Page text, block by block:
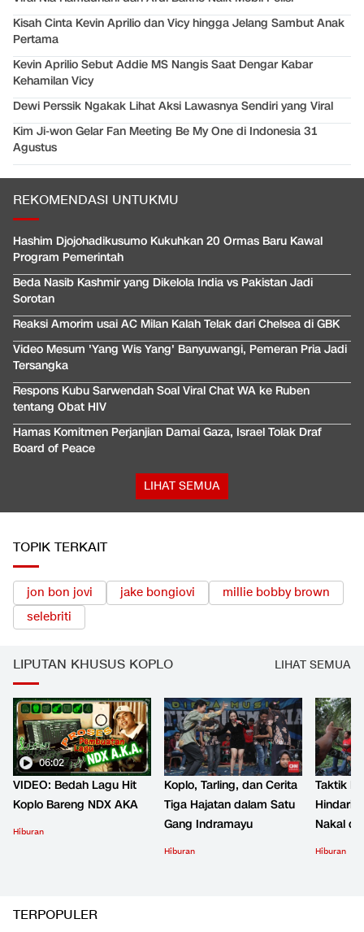
Kisah Cinta Kevin Aprilio dan Vicy hingga Jelang Sambut Anak
Pertama
Kevin Aprilio Sebut Addie MS Nangis Saat Dengar Kabar
Kehamilan Vicy
Dewi Perssik Ngakak Lihat Aksi Lawasnya Sendiri yang Viral
Kim Ji-won Gelar Fan Meeting Be My One di Indonesia 31
Agustus
REKOMENDASI UNTUKMU
Hashim Djojohadikusumo Kukuhkan 20 Ormas Baru Kawal
Program Pemerintah
Beda Nasib Kashmir yang Dikelola India vs Pakistan Jadi
Sorotan
Reaksi Amorim usai AC Milan Kalah Telak dari Chelsea di GBK
Video Mesum 'Yang Wis Yang' Banyuwangi, Pemeran Pria Jadi
Tersangka
Respons Kubu Sarwendah Soal Viral Chat WA ke Ruben
tentang Obat HIV
Hamas Komitmen Perjanjian Damai Gaza, Israel Tolak Draf
Board of Peace
LIHAT SEMUA
TOPIK TERKAIT
jon bon jovi jake bongiovi
millie bobby brown
selebriti
LIPUTAN KHUSUS KOPLO LIHAT SEMUA
06:02
VIDEO: Bedah Lagu Hit
Koplo Bareng NDX AKA
Hiburan
Koplo, Tarling, dan Cerita
Tiga Hajatan dalam Satu
Gang Indramayu
Hiburan
Taktik
Hindari
Nakal
Hiburan
TERPOPULER